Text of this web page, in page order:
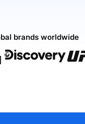
brands worldwide